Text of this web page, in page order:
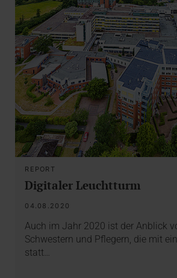
REPORT
Digitaler Leuchtturm
04.08.2020
Auch im Jahr 2020 ist der Anblick
Schwestern und Pflegern, die mit
statt…